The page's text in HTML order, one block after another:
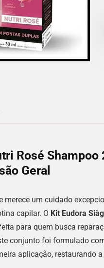
Rosé
Geral
merece um cuidado
capilar. O Kit Eudora
para quem busca
conjunto foi formulado
aplicação, restaurando